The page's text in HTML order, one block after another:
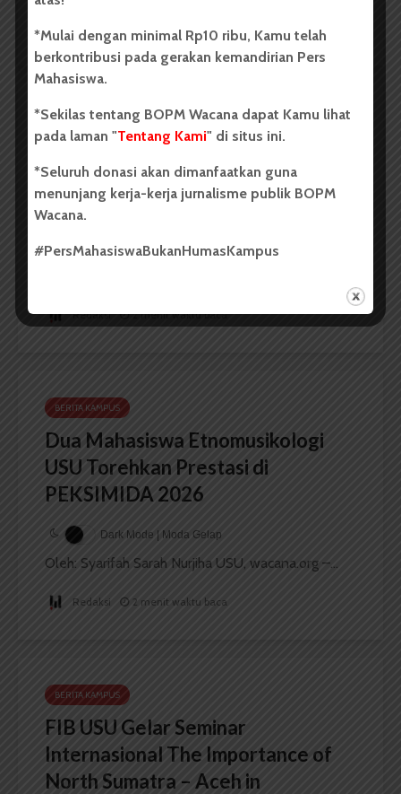
Redaksi 2 menit waktu baca
BERITA KAMPUS
USU Raih Juara di Festival Literasi
Sumatra Utara 2026
Dark Mode | Moda Gelap
Redaksi 2 menit waktu baca
BERITA KAMPUS
Dua Mahasiswa Etnomusikologi
USU Torehkan Prestasi di
PEKSIMIDA 2026
Dark Mode | Moda Gelap
Oleh: Syarifah Sarah Nurjiha USU, wacana.org –...
Redaksi 2 menit waktu baca
BERITA KAMPUS
FIB USU Gelar Seminar
Internasional The Importance of
North Sumatra – Aceh in
*Mulai dengan minimal Rp10 ribu, Kamu telah
berkontribusi pada gerakan kemandirian Pers
Mahasiswa.
*Sekilas tentang BOPM Wacana dapat Kamu lihat
pada laman "Tentang Kami" di situs ini.
*Seluruh donasi akan dimanfaatkan guna
menunjang kerja-kerja jurnalisme publik BOPM
Wacana.
#PersMahasiswaBukanHumasKampus